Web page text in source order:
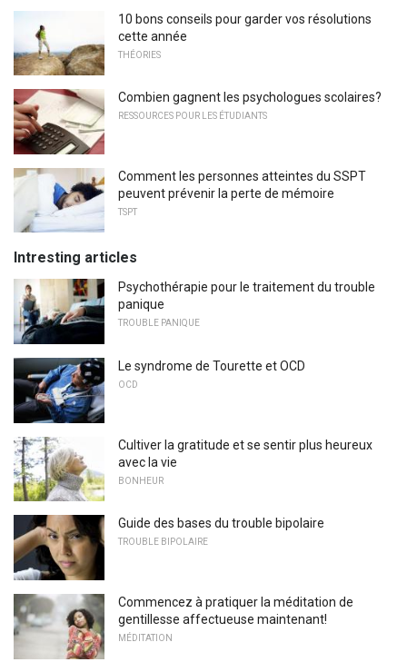
10 bons conseils pour garder vos résolutions
cette année
THÉORIES
Combien gagnent les psychologues scolaires?
RESSOURCES POUR LES ÉTUDIANTS
Comment les personnes atteintes du SSPT
peuvent prévenir la perte de mémoire
TSPT
Intresting articles
Psychothérapie pour le traitement du trouble
panique
TROUBLE PANIQUE
Le syndrome de Tourette et OCD
OCD
Cultiver la gratitude et se sentir plus heureux
avec la vie
BONHEUR
Guide des bases du trouble bipolaire
TROUBLE BIPOLAIRE
Commencez à pratiquer la méditation de
gentillesse affectueuse maintenant!
MÉDITATION